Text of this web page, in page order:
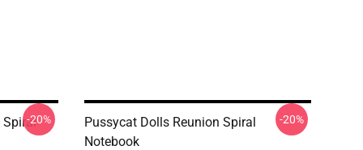
Spiral-20%
Pussycat Dolls Reunion Spiral
Notebook
-20%